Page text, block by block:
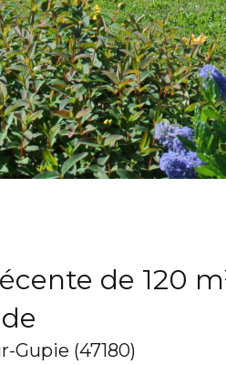
de 120
Gupie (47180)